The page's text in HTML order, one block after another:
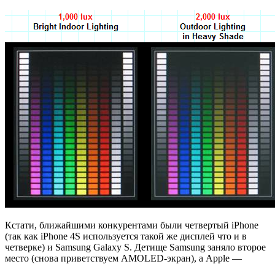
Кстати, ближайшими конкурентами были четвертый iPhone
(так как iPhone 4S используется такой же дисплей что и в
четверке) и Samsung Galaxy S. Детище Samsung заняло второе
место (снова приветствуем AMOLED-экран), а Apple —